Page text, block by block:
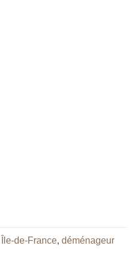
de-France, déménageur